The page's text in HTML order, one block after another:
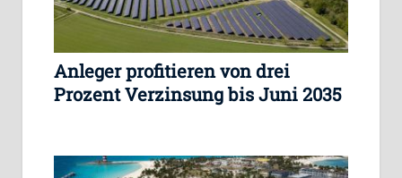
Anleger profitieren von drei
Prozent Verzinsung bis Juni 2035